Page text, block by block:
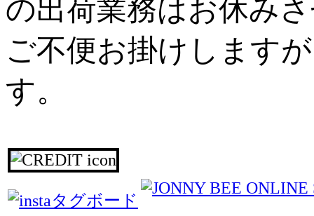
の出荷業務はお休み
ご不便お掛けします
す。